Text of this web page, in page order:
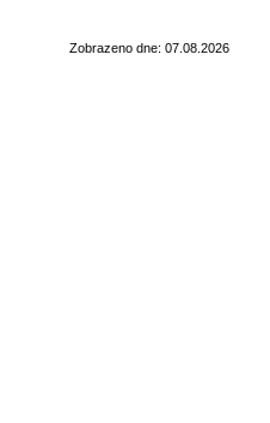
Zobrazeno dne: 07.08.2026